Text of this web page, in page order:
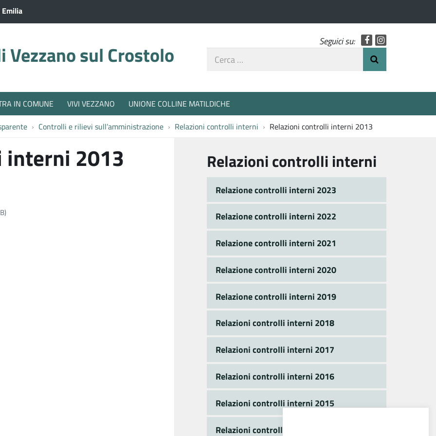
Vezzano sul Crostolo
Seguici su: Facebook
Cerca
IN COMUNE VIVI VEZZANO UNIONE COLLINE MATILDICHE
Controlli e rilievi sull’amministrazione Relazioni controlli interni Relazioni controlli interni 2013
interni 2013 Relazioni controlli interni
Relazione controlli interni 2023
Relazione controlli interni 2022
Relazione controlli interni 2021
Relazione controlli interni 2020
Relazione controlli interni 2019
Relazioni controlli interni 2018
Relazioni controlli interni 2017
Relazioni controlli interni 2016
Relazioni controlli interni 2015
Relazioni controlli interni 2014